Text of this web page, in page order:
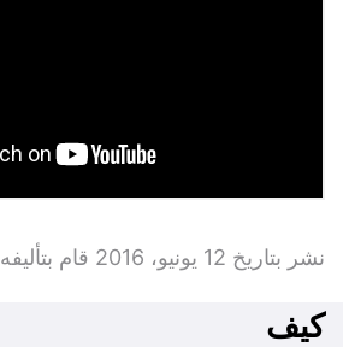
نشر بتاريخ 12 يونيو، 2016 قام بتأليفه
كيف